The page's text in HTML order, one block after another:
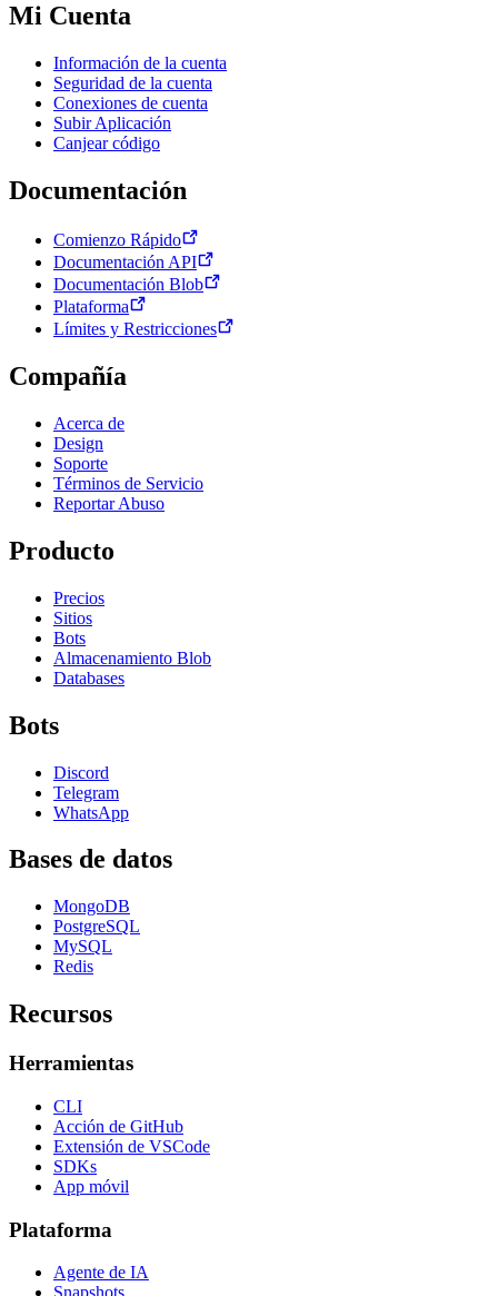
Mi Cuenta
Información de la cuenta
Seguridad de la cuenta
Conexiones de cuenta
Subir Aplicación
Canjear código
Documentación
Comienzo Rápido
Documentación API
Documentación Blob
Plataforma
Límites y Restricciones
Compañía
Acerca de
Design
Soporte
Términos de Servicio
Reportar Abuso
Producto
Precios
Sitios
Bots
Almacenamiento Blob
Databases
Bots
Discord
Telegram
WhatsApp
Bases de datos
MongoDB
PostgreSQL
MySQL
Redis
Recursos
Herramientas
CLI
Acción de GitHub
Extensión de VSCode
SDKs
App móvil
Plataforma
Agente de IA